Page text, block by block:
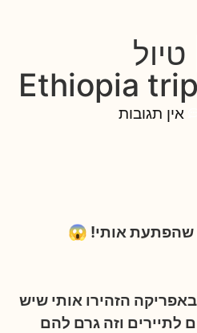
אין תגובות
שהפתעת אותי! 😱
הזהירו אותי שיש
לתיירים וזה גרם להם